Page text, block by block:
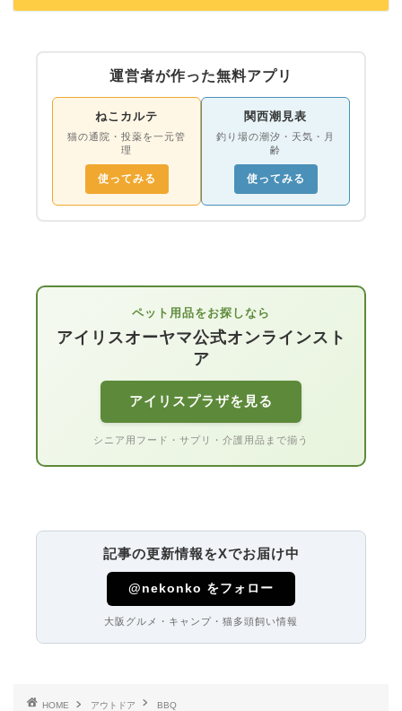
運営者が作った無料アプリ
ねこカルテ
猫の通院・投薬を一元管
理
使ってみる
関西潮見表
釣り場の潮汐・天気・月
齢
使ってみる
ペット用品をお探しなら
アイリスオーヤマ公式オンラインスト
ア
アイリスプラザを見る
シニア用フード・サプリ・介護用品まで揃う
記事の更新情報をXでお届け中
@nekonko をフォロー
大阪グルメ・キャンプ・猫多頭飼い情報
HOME アウトドア BBQ